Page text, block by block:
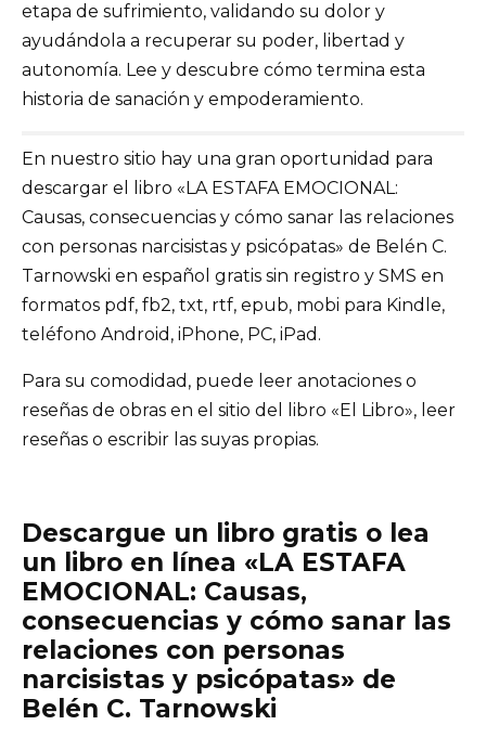
etapa de sufrimiento, validando su dolor y
ayudándola a recuperar su poder, libertad y
autonomía. Lee y descubre cómo termina esta
historia de sanación y empoderamiento.
En nuestro sitio hay una gran oportunidad para
descargar el libro «LA ESTAFA EMOCIONAL:
Causas, consecuencias y cómo sanar las relaciones
con personas narcisistas y psicópatas» de Belén C.
Tarnowski en español gratis sin registro y SMS en
formatos pdf, fb2, txt, rtf, epub, mobi para Kindle,
teléfono Android, iPhone, PC, iPad.
Para su comodidad, puede leer anotaciones o
reseñas de obras en el sitio del libro «El Libro», leer
reseñas o escribir las suyas propias.
Descargue un libro gratis o lea
un libro en línea «LA ESTAFA
EMOCIONAL: Causas,
consecuencias y cómo sanar las
relaciones con personas
narcisistas y psicópatas» de
Belén C. Tarnowski